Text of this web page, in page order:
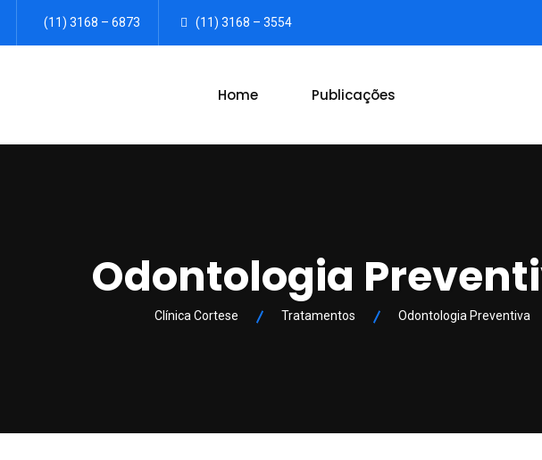
(11) 3168 – 6873 (11) 3168 – 3554
Home Publicações
Odontologia
Clínica Cortese Tratamentos Odontologia Preventiva